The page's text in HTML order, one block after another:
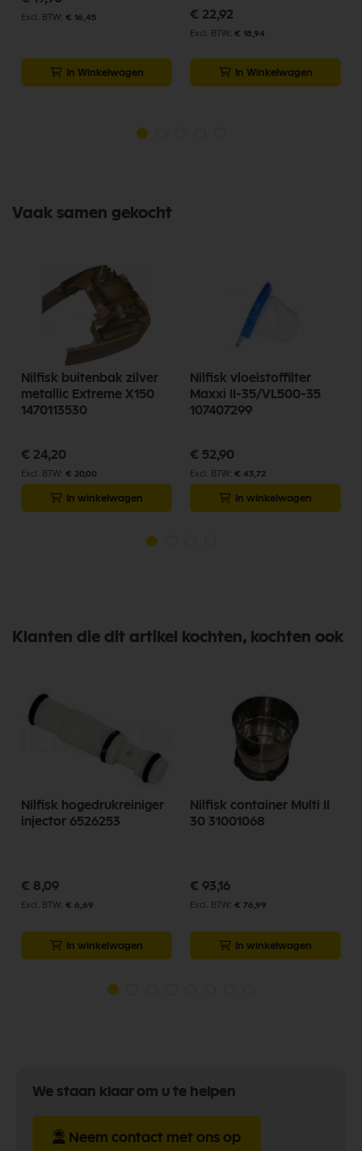
€ 16,45
In Winkelwagen
€ 22,92
€ 18,94
In Winkelwagen
Vaak samen gekocht
Nilfisk buitenbak zilver
metallic Extreme X150
1470113530
€ 24,20
€ 20,00
In winkelwagen
Nilfisk vloeistoffilter
Maxxi II-35/VL500-35
107407299
€ 52,90
€ 43,72
In winkelwagen
Klanten die dit artikel kochten, kochten ook
Nilfisk hogedrukreiniger
injector 6526253
€ 8,09
€ 6,69
In winkelwagen
Nilfisk container Multi II
30 31001068
€ 93,16
€ 76,99
In winkelwagen
We staan klaar om u te helpen
Neem contact met ons op